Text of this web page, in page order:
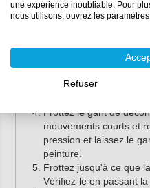
Lavez soigneusement
saletés importantes.
Mouillez le gant de
Humidifiez la surface
Frottez le gant de
mouvements courts et
pression et laissez le
peinture.
Frottez jusqu'à ce que
Vérifiez-le en passant la
une expérience inoubliable. Pour
nous utilisons, ouvrez les
Refuser